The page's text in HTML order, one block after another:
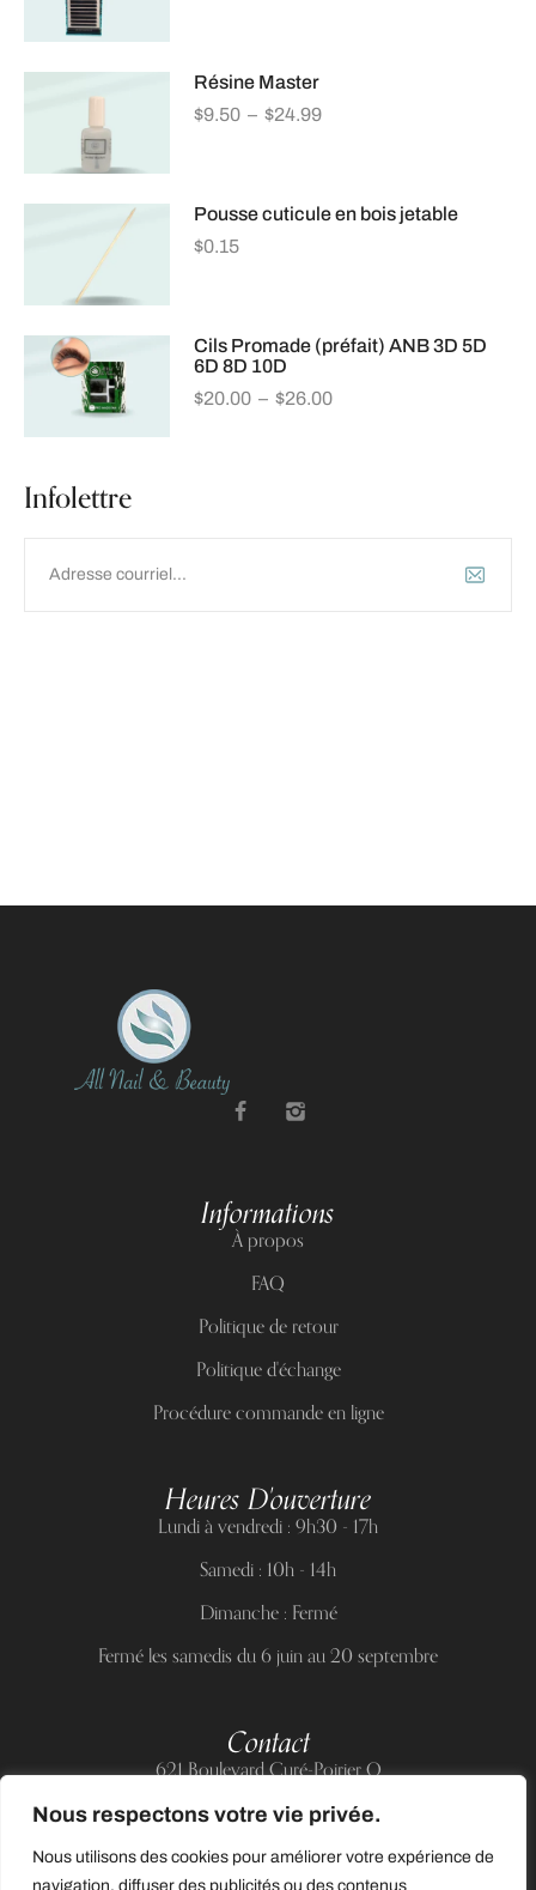
Nous respectons votre vie privée.
Nous utilisons des cookies pour améliorer votre expérience de
navigation, diffuser des publicités ou des contenus
Résine Master
$9.50 – $24.99
Pousse cuticule en bois jetable
$0.15
Cils Promade (préfait) ANB 3D 5D
6D 8D 10D
$20.00 – $26.00
Infolettre
Informations
À propos
FAQ
Politique de retour
Politique d'échange
Procédure commande en ligne
Heures D'ouverture
Lundi à vendredi : 9h30 - 17h
Samedi : 10h - 14h
Dimanche : Fermé
Fermé les samedis du 6 juin au 20 septembre
Contact
621 Boulevard Curé-Poirier O
Courriel :support@allnailandbeauty.com